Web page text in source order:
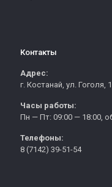
Контакты
Адрес:
г. Костанай, ул. Гоголя,
Часы работы:
Пн — Пт: 09:00 — 18:00,
Телефоны:
8 (7142) 39-51-54